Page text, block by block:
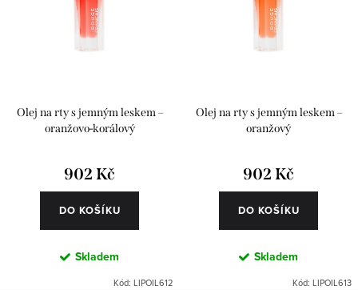
Olej na rty s jemným leskem –
oranžovo-korálový
902 Kč
DO KOŠÍKU
Skladem
Kód: LIPOIL612
Olej na rty s jemným leskem –
oranžový
902 Kč
DO KOŠÍKU
Skladem
Kód: LIPOIL613